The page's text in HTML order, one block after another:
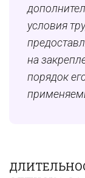
условия
на
порядок